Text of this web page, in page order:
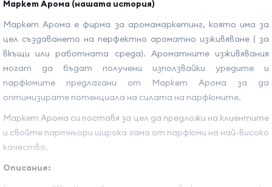
Маркет Арома (нашата история)
Маркет Арома е фирма за аромамаркетинг, която има за
цел създаването на перфектно ароматно изживяване ( за
вкъщи или работната среда). Ароматните изживявания
могат да бъдат получени използвайки уредите и
парфюмите предлагани от Маркет Арома за да
оптимизирате потенциала на силата на парфюмите.
Маркет Арома си поставя за цел да предложи на клиентите
и свойте партньори широка гама от парфюми на най-високо
качество.
Описание: